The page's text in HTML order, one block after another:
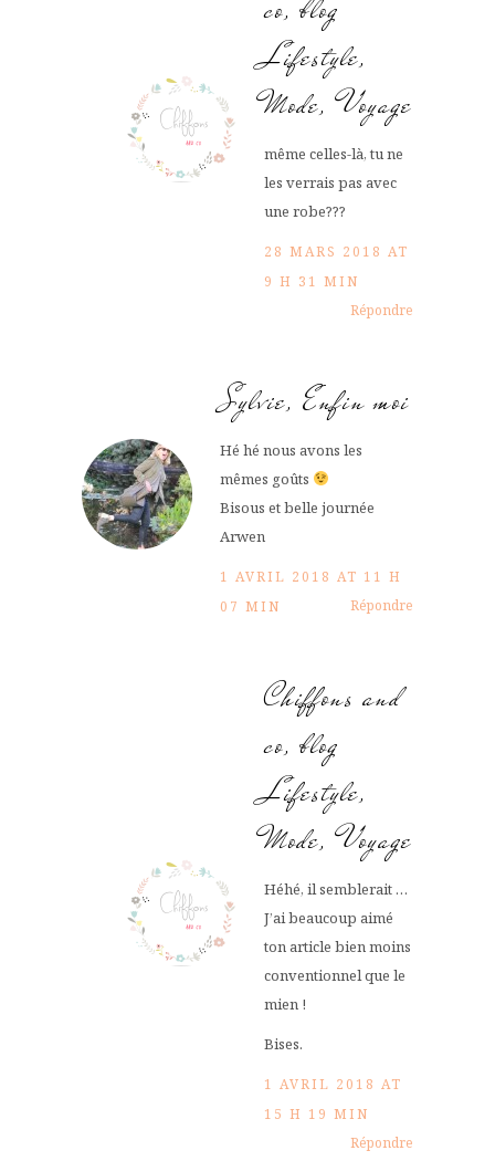
co, blog
Lifestyle,
Mode, Voyage
même celles-là, tu ne
les verrais pas avec
une robe???
28 MARS 2018 AT
9 H 31 MIN
Répondre
Sylvie, Enfin moi
Hé hé nous avons les
mêmes goûts
Bisous et belle journée
Arwen
1 AVRIL 2018 AT 11 H
07 MIN
Répondre
Chiffons and
co, blog
Lifestyle,
Mode, Voyage
Héhé, il semblerait …
J’ai beaucoup aimé
ton article bien moins
conventionnel que le
mien !
Bises.
1 AVRIL 2018 AT
15 H 19 MIN
Répondre